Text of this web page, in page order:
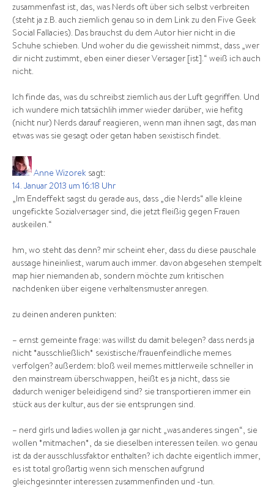
zusammenfast ist, das, was Nerds oft über sich selbst verbreiten
(steht ja z.B. auch ziemlich genau so in dem Link zu den Five Geek
Social Fallacies). Das brauchst du dem Autor hier nicht in die
Schuhe schieben. Und woher du die gewissheit nimmst, dass „wer
dir nicht zustimmt, eben einer dieser Versager [ist].“ weiß ich auch
nicht.
Ich finde das, was du schreibst ziemlich aus der Luft gegriffen. Und
ich wundere mich tatsächlih immer wieder darüber, wie hefitg
(nicht nur) Nerds darauf reagieren, wenn man ihnen sagt, das man
etwas was sie gesagt oder getan haben sexistisch findet.
Anne Wizorek sagt:
14. Januar 2013 um 16:18 Uhr
„Im Endeffekt sagst du gerade aus, dass „die Nerds“ alle kleine
ungefickte Sozialversager sind, die jetzt fleißig gegen Frauen
auskeilen.“
hm, wo steht das denn? mir scheint eher, dass du diese pauschale
aussage hineinliest, warum auch immer. davon abgesehen stempelt
map hier niemanden ab, sondern möchte zum kritischen
nachdenken über eigene verhaltensmuster anregen.
zu deinen anderen punkten:
– ernst gemeinte frage: was willst du damit belegen? dass nerds ja
nicht *ausschließlich* sexistische/frauenfeindliche memes
verfolgen? außerdem: bloß weil memes mittlerweile schneller in
den mainstream überschwappen, heißt es ja nicht, dass sie
dadurch weniger beleidigend sind? sie transportieren immer ein
stück aus der kultur, aus der sie entsprungen sind.
– nerd girls und ladies wollen ja gar nicht „was anderes singen“, sie
wollen *mitmachen*, da sie dieselben interessen teilen. wo genau
ist da der ausschlussfaktor enthalten? ich dachte eigentlich immer,
es ist total großartig wenn sich menschen aufgrund
gleichgesinnter interessen zusammenfinden und -tun.